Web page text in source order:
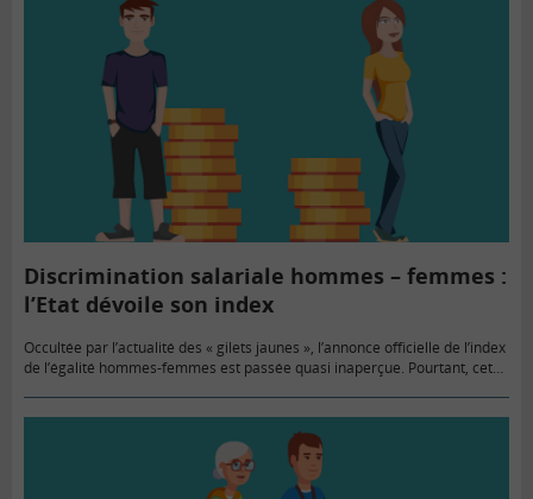
Discrimination salariale hommes – femmes :
l’Etat dévoile son index
Occultée par l’actualité des « gilets jaunes », l’annonce officielle de l’index
de l’égalité hommes-femmes est passée quasi inaperçue. Pourtant, cet